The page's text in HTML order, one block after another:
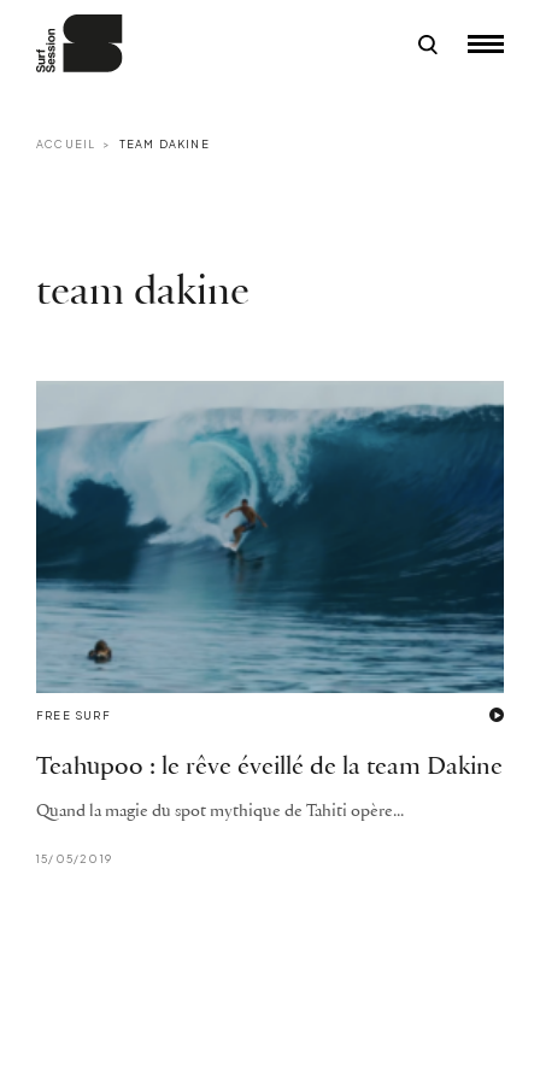
ACCUEIL TEAM DAKINE
team dakine
FREE SURF
Teahupoo : le rêve éveillé de la team Dakine
Quand la magie du spot mythique de Tahiti opère...
15/05/2019